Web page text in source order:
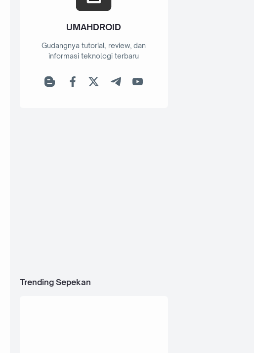
UMAHDROID
Gudangnya tutorial, review, dan
informasi teknologi terbaru
Trending Sepekan